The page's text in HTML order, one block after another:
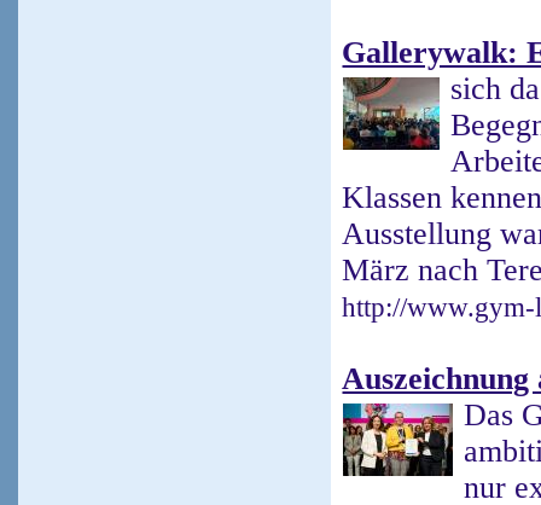
Gallerywalk:
sich
Klassen
Ausstellung
März nach
http://www.gym-
Das
nur